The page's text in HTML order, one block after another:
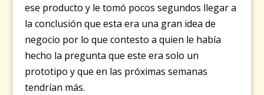
ese producto y le tomó pocos segundos llegar a
la conclusión que esta era una gran idea de
negocio por lo que contesto a quien le había
hecho la pregunta que este era solo un
prototipo y que en las próximas semanas
tendrían más.